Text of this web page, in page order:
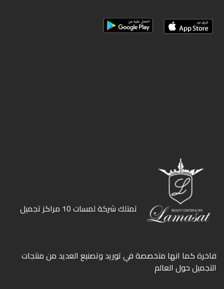
ﺗﻤﺘﻠﻚ ﺷﺮﻛﺔ ﻟﻤﺴﺎت 10 ﻣﺮاﻛﺰ ﺗﺠﻤﻴﻞ
ﻓﺎﺧﺮة كما انها ﻣﺘﺨﺼﺼﺔ ﻓﻲ ﺗﻮرﻳﺪ وﺗﺼﻨﻴﻊ اﻟﻌﺪﻳﺪ ﻣﻦ ﻣﻨﺘﺠﺎت
اﻟﺘﺠﻤﻴﻞ ﺣﻮل اﻟﻌﺎﻟﻢ